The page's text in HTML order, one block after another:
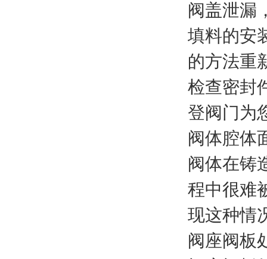
阀盖泄漏
填料的安
的方法重
检查密封
登阀门为
阀体腔体
阀体在铸
程中很难
现这种情
阀座阀板